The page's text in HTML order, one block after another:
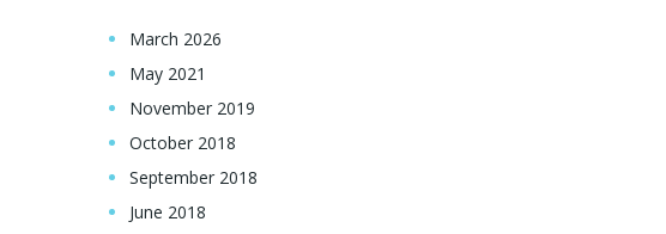
March 2026
May 2021
November 2019
October 2018
September 2018
June 2018